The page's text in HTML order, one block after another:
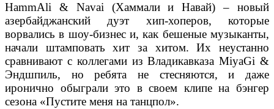
HammAli & Navai (Хаммали и Навай) – новый
азербайджанский дуэт хип-хоперов, которые
ворвались в шоу-бизнес и, как бешеные музыканты,
начали штамповать хит за хитом. Их неустанно
сравнивают с коллегами из Владикавказа MiyaGi &
Эндшпиль, но ребята не стесняются, и даже
иронично обыграли это в своем клипе на бэнгер
сезона «Пустите меня на танцпол».